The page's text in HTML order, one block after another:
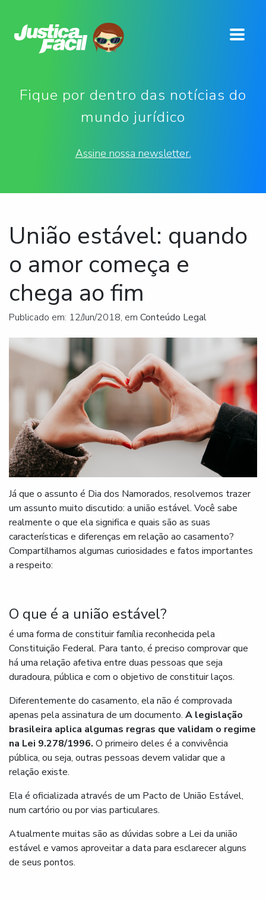
Fique por dentro das notícias do
mundo jurídico
Assine nossa newsletter.
União estável: quando
o amor começa e
chega ao fim
Publicado em: 12/Jun/2018, em Conteúdo Legal
Já que o assunto é Dia dos Namorados, resolvemos trazer
um assunto muito discutido: a união estável. Você sabe
realmente o que ela significa e quais são as suas
características e diferenças em relação ao casamento?
Compartilhamos algumas curiosidades e fatos importantes
a respeito:
O que é a união estável?
é uma forma de constituir família reconhecida pela
Constituição Federal. Para tanto, é preciso comprovar que
há uma relação afetiva entre duas pessoas que seja
duradoura, pública e com o objetivo de constituir laços.
Diferentemente do casamento, ela não é comprovada
apenas pela assinatura de um documento. A legislação
brasileira aplica algumas regras que validam o regime
na Lei 9.278/1996. O primeiro deles é a convivência
pública, ou seja, outras pessoas devem validar que a
relação existe.
Ela é oficializada através de um Pacto de União Estável,
num cartório ou por vias particulares.
Atualmente muitas são as dúvidas sobre a Lei da união
estável e vamos aproveitar a data para esclarecer alguns
de seus pontos.